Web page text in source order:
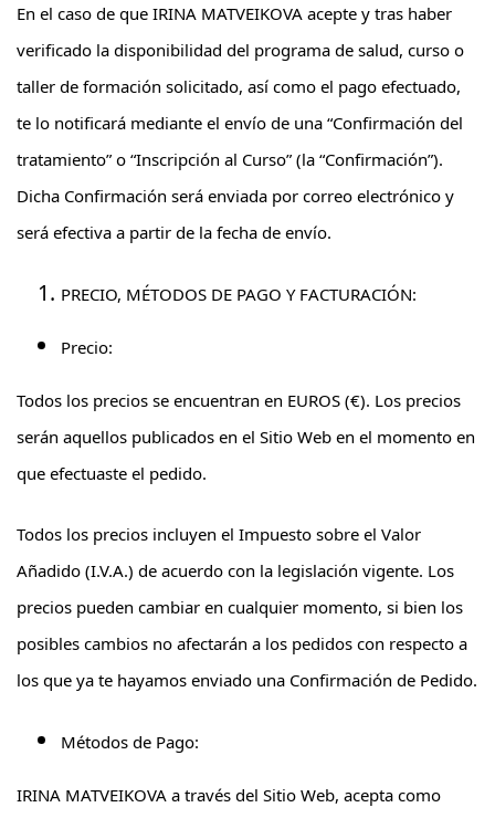
En el caso de que IRINA MATVEIKOVA acepte y tras haber
verificado la disponibilidad del programa de salud, curso o
taller de formación solicitado, así como el pago efectuado,
te lo notificará mediante el envío de una “Confirmación del
tratamiento” o “Inscripción al Curso” (la “Confirmación”).
Dicha Confirmación será enviada por correo electrónico y
será efectiva a partir de la fecha de envío.
PRECIO, MÉTODOS DE PAGO Y FACTURACIÓN:
Precio:
Todos los precios se encuentran en EUROS (€). Los precios
serán aquellos publicados en el Sitio Web en el momento en
que efectuaste el pedido.
Todos los precios incluyen el Impuesto sobre el Valor
Añadido (I.V.A.) de acuerdo con la legislación vigente. Los
precios pueden cambiar en cualquier momento, si bien los
posibles cambios no afectarán a los pedidos con respecto a
los que ya te hayamos enviado una Confirmación de Pedido.
Métodos de Pago:
IRINA MATVEIKOVA a través del Sitio Web, acepta como